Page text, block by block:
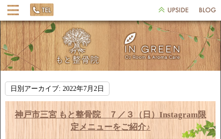
日別アーカイブ: 2022年7月2日
神戸市三宮 もと整骨院 ７／３（日）Instagram限
定メニューをご紹介♪